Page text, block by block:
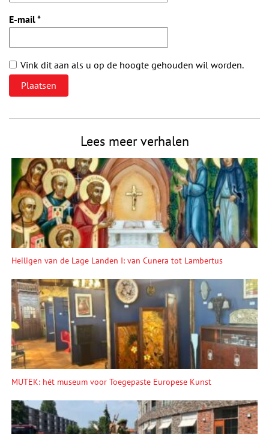
E-mail*
Vink dit aan als u op de hoogte gehouden wil worden.
Lees meer verhalen
Heiligen van de Lage Landen I: van Cunera tot Lambertus
MUTEK: hét museum voor Toegepaste Europese Kunst